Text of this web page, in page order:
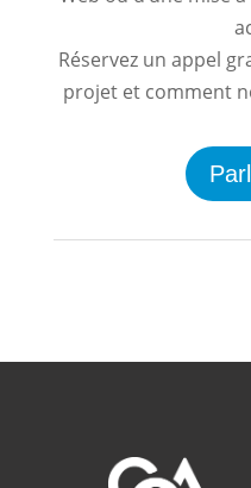
Réservez un appel
projet et comment